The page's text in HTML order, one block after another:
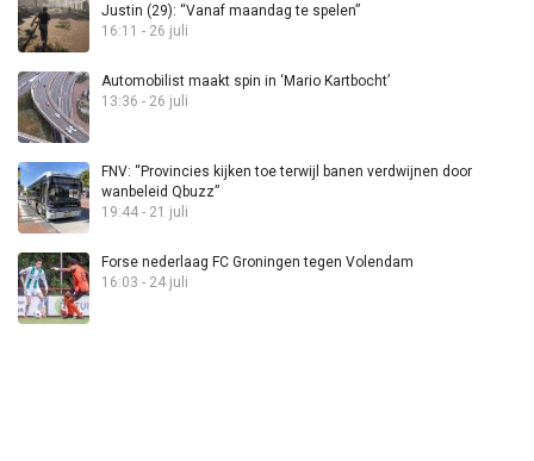
Justin (29): “Vanaf maandag te spelen”
16:11 - 26 juli
Automobilist maakt spin in ‘Mario Kartbocht’
13:36 - 26 juli
FNV: “Provincies kijken toe terwijl banen verdwijnen door
wanbeleid Qbuzz”
19:44 - 21 juli
Forse nederlaag FC Groningen tegen Volendam
16:03 - 24 juli